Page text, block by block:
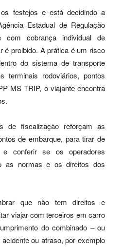
festejos e está decidindo a
Estadual de Regulação
com cobrança individual de
é proibido. A prática é um risco
do sistema de transporte
terminais rodoviários, pontos
MS TRIP, o viajante encontra
de fiscalização reforçam as
de embarque, para tirar de
e conferir se os operadores
as normas e os direitos dos
que não tem direitos e
viajar com terceiros em carro
do combinado – ou
ou atraso, por exemplo